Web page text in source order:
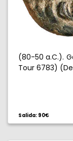
(80-50 a.C.).
Tour 6783)
Salida: 90€